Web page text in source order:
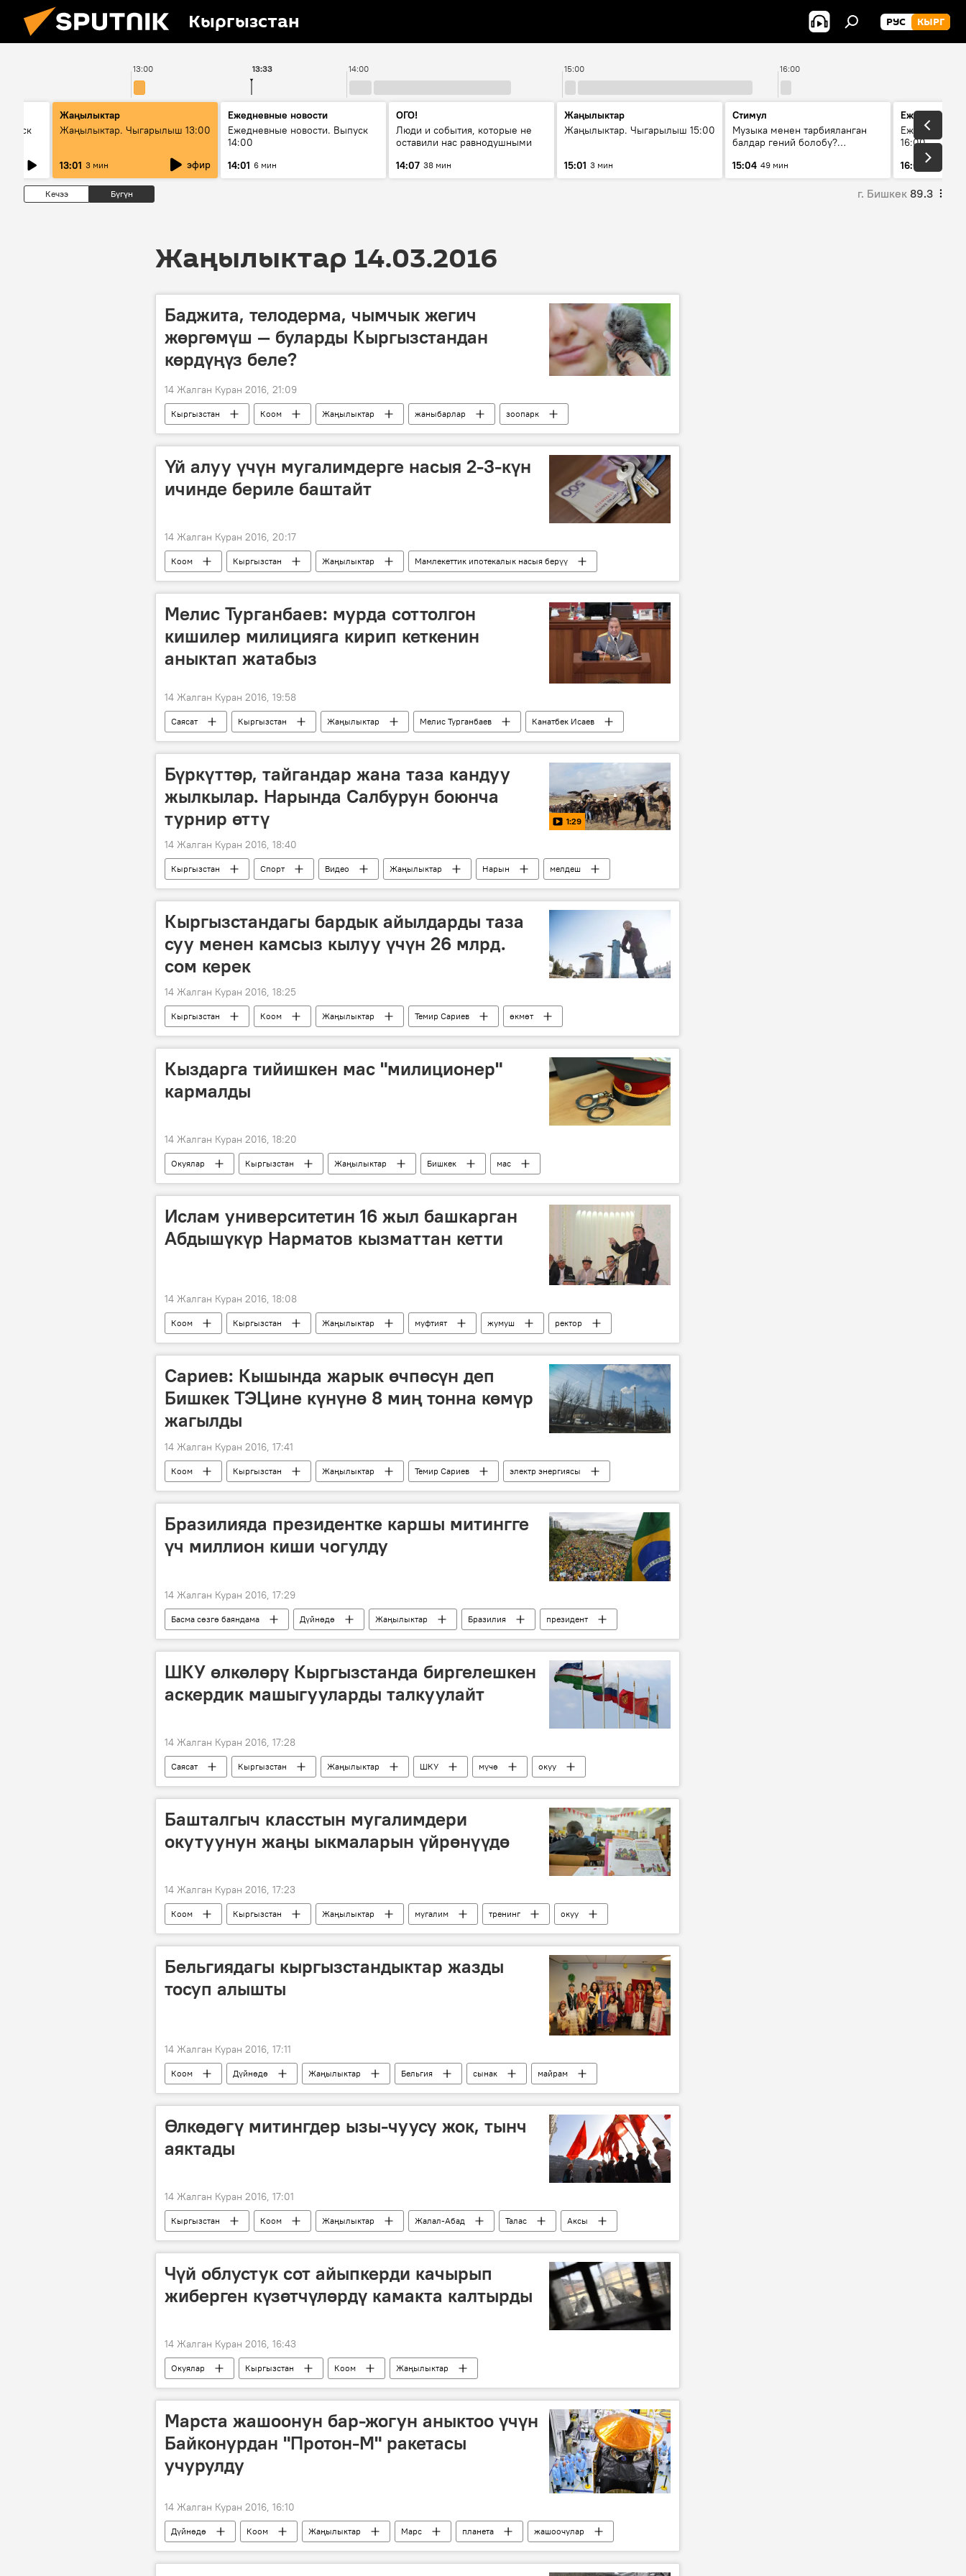
Кыргызстан РУС КЫРГ
13:00 14:00 15:00 16:00
13:33
Жаңылыктар
Жаңылыктар. Чыгарылыш 13:00
13:01 3 мин эфир
Ежедневные новости
Ежедневные новости. Выпуск
14:00
14:01 6 мин
ОГО!
Люди и события, которые не
оставили нас равнодушными
14:07 38 мин
Жаңылыктар
Жаңылыктар. Чыгарылыш 15:00
15:01 3 мин
Стимул
Музыка менен тарбияланган
балдар гений болобу?
музыканын орду
15:04 49 мин
Ежедневные
Ежедневные
16:00
16:01
3 мин
Кечээ Бүгүн г. Бишкек 89.3
Жаңылыктар 14.03.2016
Баджита, телодерма, чымчык жегич
жөргөмүш — буларды Кыргызстандан
көрдүңүз беле?
14 Жалган Куран 2016, 21:09
Кыргызстан Коом Жаңылыктар жаныбарлар
зоопарк
маймыл
бака арстан
Үй алуу үчүн мугалимдерге насыя 2-3-күн
ичинде бериле баштайт
14 Жалган Куран 2016, 20:17
Коом Кыргызстан Жаңылыктар
Мамлекеттик ипотекалык насыя берүү
Темир Сариев
Узарбек Жылкыбаев насыя мугалим
Мелис Турганбаев: мурда соттолгон
кишилер милицияга кирип кеткенин
аныктап жатабыз
14 Жалган Куран 2016, 19:58
Саясат Кыргызстан Жаңылыктар Мелис Турганбаев
Канатбек Исаев
Темир Сариев
пара милиция
Бүркүттөр, тайгандар жана таза кандуу
жылкылар. Нарында Салбурун боюнча
турнир өттү
1:29
14 Жалган Куран 2016, 18:40
Кыргызстан Спорт Видео Жаңылыктар Нарын
мелдеш
федерация
салбурун
Кыргызстандагы бардык айылдарды таза
суу менен камсыз кылуу үчүн 26 млрд.
сом керек
14 Жалган Куран 2016, 18:25
Кыргызстан Коом Жаңылыктар Темир Сариев
өкмөт
таза суу
Кыздарга тийишкен мас "милиционер"
кармалды
14 Жалган Куран 2016, 18:20
Окуялар Кыргызстан Жаңылыктар Бишкек
мас
милиционер
арыз
Ислам университетин 16 жыл башкарган
Абдышүкүр Нарматов кызматтан кетти
14 Жалган Куран 2016, 18:08
Коом Кыргызстан Жаңылыктар муфтият жумуш ректор
Сариев: Кышында жарык өчпөсүн деп
Бишкек ТЭЦине күнүнө 8 миң тонна көмүр
жагылды
14 Жалган Куран 2016, 17:41
Коом Кыргызстан Жаңылыктар Темир Сариев
электр энергиясы
өкмөт
көмүр
Бразилияда президентке каршы митингге
үч миллион киши чогулду
14 Жалган Куран 2016, 17:29
Басма сөзгө баяндама Дүйнөдө Жаңылыктар Бразилия
президент
акция
ШКУ өлкөлөрү Кыргызстанда биргелешкен
аскердик машыгууларды талкуулайт
14 Жалган Куран 2016, 17:28
Саясат Кыргызстан Жаңылыктар ШКУ мүчө
окуу
уюм
штаб
Башталгыч класстын мугалимдери
окутуунун жаңы ыкмаларын үйрөнүүдө
14 Жалган Куран 2016, 17:23
Коом Кыргызстан Жаңылыктар мугалим тренинг окуу
Бельгиядагы кыргызстандыктар жазды
тосуп алышты
14 Жалган Куран 2016, 17:11
Коом Дүйнөдө Жаңылыктар Бельгия сынак
майрам
жаз
Нооруз майрамын белгилөө — 2016
Өлкөдөгү митингдер ызы-чуусу жок, тынч
аяктады
14 Жалган Куран 2016, 17:01
Кыргызстан Коом Жаңылыктар Жалал-Абад Талас
Аксы
оппозиция
Чүй облустук сот айыпкерди качырып
жиберген күзөтчүлөрдү камакта калтырды
14 Жалган Куран 2016, 16:43
Окуялар Кыргызстан Коом
Жаңылыктар
Күзөтчүлөрдөн качкан айыпталуучу Азатбек Алымкуловду издөө
сот
инстанция
Марста жашоонун бар-жогун аныктоо үчүн
Байконурдан "Протон-М" ракетасы
учурулду
14 Жалган Куран 2016, 16:10
Дүйнөдө Коом Жаңылыктар Марс планета
жашоочулар
миссия